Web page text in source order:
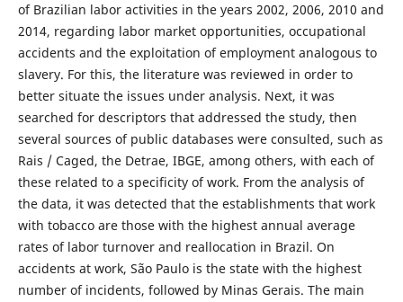
of Brazilian labor activities in the years 2002, 2006, 2010 and
2014, regarding labor market opportunities, occupational
accidents and the exploitation of employment analogous to
slavery. For this, the literature was reviewed in order to
better situate the issues under analysis. Next, it was
searched for descriptors that addressed the study, then
several sources of public databases were consulted, such as
Rais / Caged, the Detrae, IBGE, among others, with each of
these related to a specificity of work. From the analysis of
the data, it was detected that the establishments that work
with tobacco are those with the highest annual average
rates of labor turnover and reallocation in Brazil. On
accidents at work, São Paulo is the state with the highest
number of incidents, followed by Minas Gerais. The main